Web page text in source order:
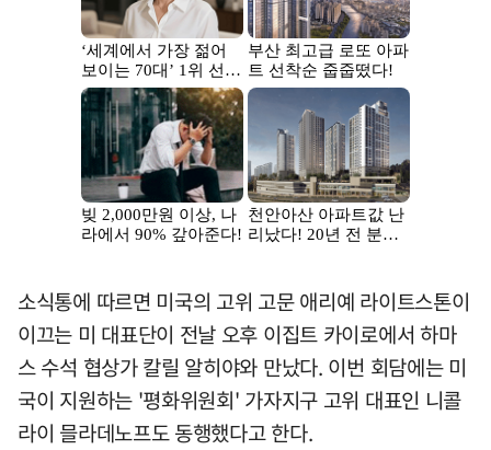
소식통에 따르면 미국의 고위 고문 애리예 라이트스톤이
이끄는 미 대표단이 전날 오후 이집트 카이로에서 하마
스 수석 협상가 칼릴 알히야와 만났다. 이번 회담에는 미
국이 지원하는 '평화위원회' 가자지구 고위 대표인 니콜
라이 믈라데노프도 동행했다고 한다.